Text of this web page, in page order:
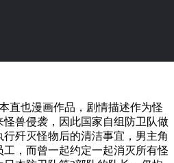
也漫画作品，剧情描述作为怪
兽侵袭，因此国家自组防卫队做
歼灭怪物后的清洁事宜，男主角
工，而曾一起约定一起消灭所有怪